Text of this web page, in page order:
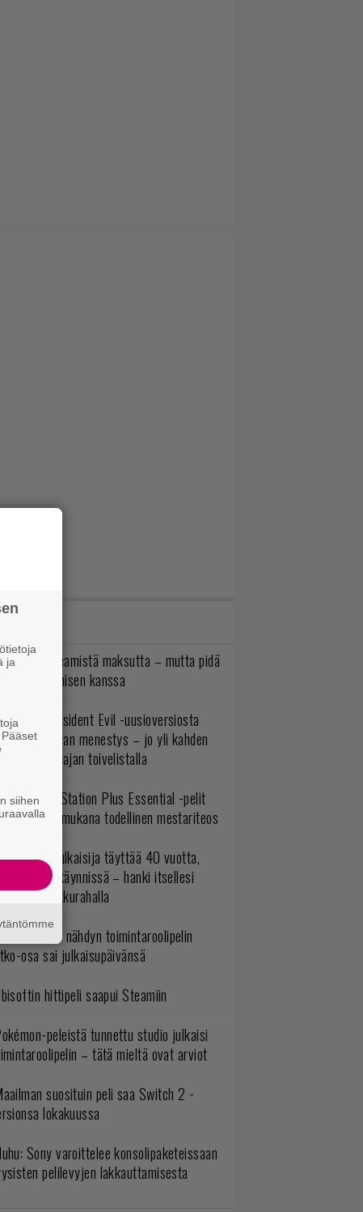
Steamistä maksutta – mutta pidä
kiirettä lataamisen kanssa
Resident Evil -uusioversiosta
tulevan menestys – jo yli kahden
pelaajan toivelistalla
PlayStation Plus Essential -pelit
– mukana todellinen mestariteos
julkaisija täyttää 40 vuotta,
valtavat alet käynnissä – hanki itsellesi
pikkurahalla
2018 nähdyn toimintaroolipelin
osa sai julkaisupäivänsä
hittipeli saapui Steamiin
peleistä tunnettu studio julkaisi
– tätä mieltä ovat arviot
suosituin peli saa Switch 2 -
lokakuussa
Sony varoittelee konsolipaketeissaan
pelilevyjen lakkauttamisesta
ja
siihen